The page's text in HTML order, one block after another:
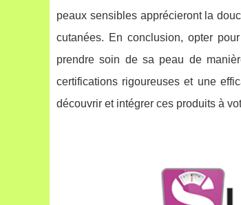
peaux sensibles apprécieront la
cutanées. En conclusion, opter
prendre soin de sa peau de
certifications rigoureuses et une
découvrir et intégrer ces produits à